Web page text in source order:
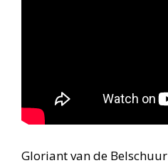
Gloriant van de Belschuur